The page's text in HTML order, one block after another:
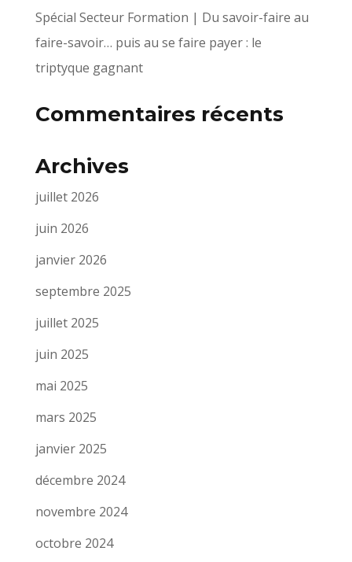
Spécial Secteur Formation | Du savoir-faire au
faire-savoir… puis au se faire payer : le
triptyque gagnant
Commentaires récents
Archives
juillet 2026
juin 2026
janvier 2026
septembre 2025
juillet 2025
juin 2025
mai 2025
mars 2025
janvier 2025
décembre 2024
novembre 2024
octobre 2024